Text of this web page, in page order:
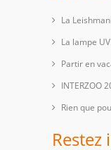
La
La lampe
Partir en
INTERZOO
Rien que